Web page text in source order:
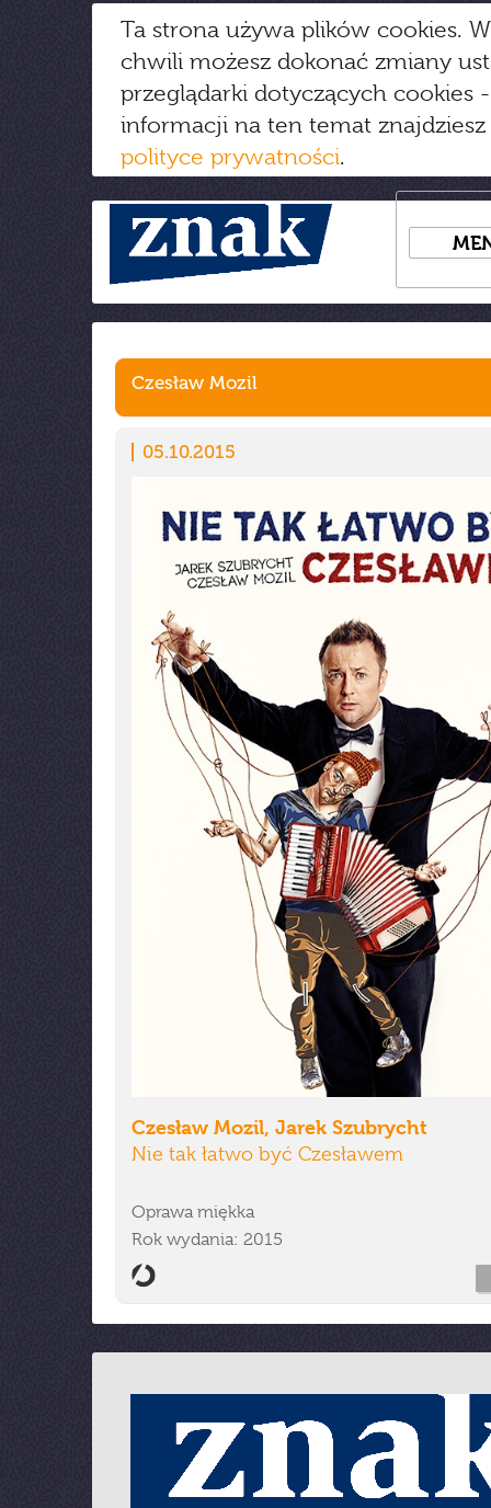
Ta strona używa plików cookies.
chwili możesz dokonać zmiany
przeglądarki dotyczących cookies
informacji na ten temat
polityce prywatności.
Czesław Mozil
05.10.2015
Czesław Mozil, Jarek Szubrycht
Nie tak łatwo być Czesławem
Oprawa miękka
Rok wydania: 2015